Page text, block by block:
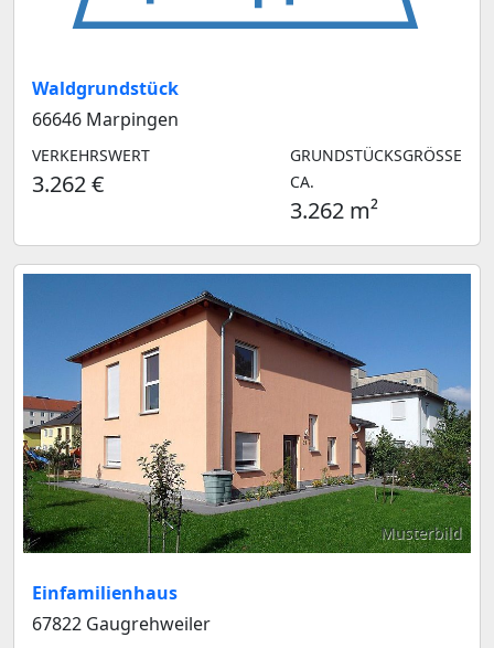
Waldgrundstück
66646 Marpingen
VERKEHRSWERT
3.262 €
GRUNDSTÜCKSGRÖSSE C
A.
3.262 m²
Musterbild
Einfamilienhaus
67822 Gaugrehweiler